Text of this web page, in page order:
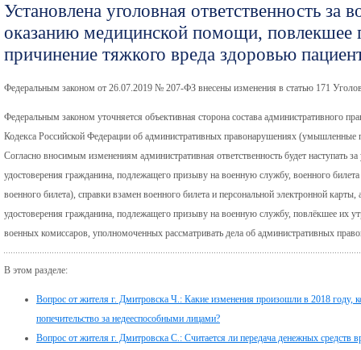
Установлена уголовная ответственность за
оказанию медицинской помощи, повлекшее
причинение тяжкого вреда здоровью
Федеральным законом от 26.07.2019 № 207-ФЗ внесены изменения в статью 171
Федеральным законом уточняется объективная сторона состава административного
Кодекса Российской Федерации об административных правонарушениях (умышленные
Согласно вносимым изменениям административная ответственность будет наступать
удостоверения гражданина, подлежащего призыву на военную службу, военного
военного билета), справки взамен военного билета и персональной электронной
удостоверения гражданина, подлежащего призыву на военную службу, повлёкшее их
военных комиссаров, уполномоченных рассматривать дела об административных
В этом разделе:
Вопрос от жителя г. Дмитровска Ч.: Какие изменения произошли в 2018 году,
попечительство за недееспособными лицами?
Вопрос от жителя г. Дмитровска С.: Считается ли передача денежных средств